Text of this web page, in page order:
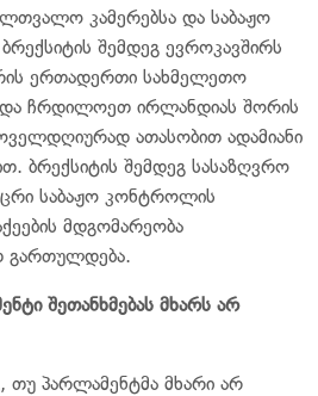
კამერებსა და საბაჟო
შემდეგ ევროკავშირს
ერთადერთი სახმელეთო
და ჩრდილოეთ ირლანდიას შორის
ათასობით ადამიანი
ბრექსიტის შემდეგ სასაზღვრო
საბაჟო კონტროლის
მდგომარეობა
გართულდება.
შეთანხმებას მხარს არ
თუ პარლამენტმა მხარი არ